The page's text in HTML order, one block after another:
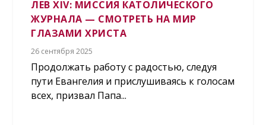
ЛЕВ XIV: МИССИЯ КАТОЛИЧЕСКОГО
ЖУРНАЛА — СМОТРЕТЬ НА МИР
ГЛАЗАМИ ХРИСТА
26 сентября 2025
Продолжать работу с радостью, следуя
пути Евангелия и прислушиваясь к голосам
всех, призвал Папа...